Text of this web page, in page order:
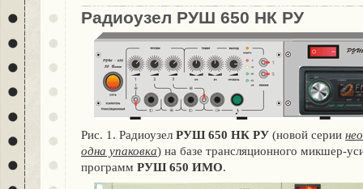
Радиоузел РУШ 650 НК РУ
Рис. 1. Радиоузел РУШ 650 НК РУ (новой серии
одна упаковка) на базе трансляционного микшер-
программ РУШ 650 ИМО.